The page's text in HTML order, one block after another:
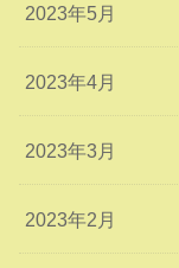
2023年5月
2023年4月
2023年3月
2023年2月